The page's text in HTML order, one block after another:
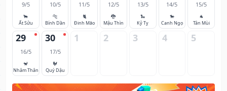
9/5
🐂
Ất Sửu
10/5
🐅
Bính Dần
11/5
🐈
Đinh Mão
12/5
🐉
Mậu Thìn
13/5
🐍
Kỷ Tỵ
14/5
🐎
Canh Ngọ
15/5
🐐
Tân Mùi
29
16/5
🐒
Nhâm Thân
30
17/5
🐓
Quý Dậu
1 2 3 4 5